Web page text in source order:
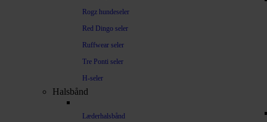
Rogz hundeseler
Red Dingo seler
Ruffwear seler
Tre Ponti seler
H-seler
Halsbånd
Læderhalsbånd